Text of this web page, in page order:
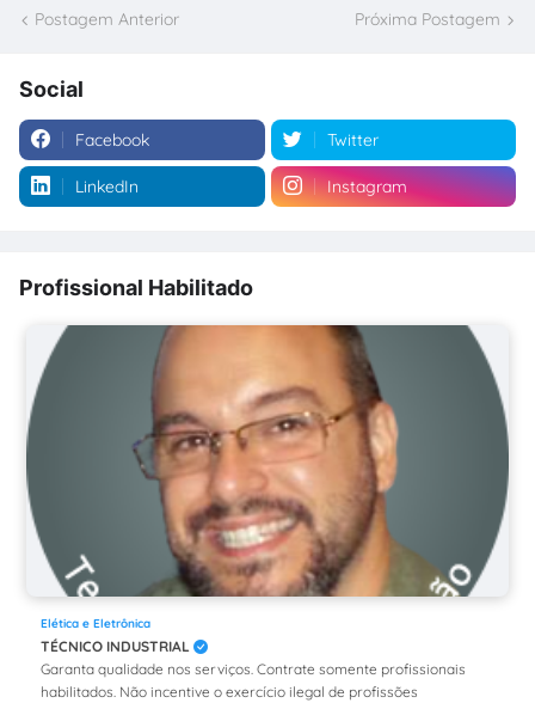
Postagem Anterior Próxima Postagem
Social
Facebook Twitter
LinkedIn Instagram
Profissional Habilitado
Elética e Eletrônica
TÉCNICO INDUSTRIAL
Garanta qualidade nos serviços. Contrate somente profissionais
habilitados. Não incentive o exercício ilegal de profissões